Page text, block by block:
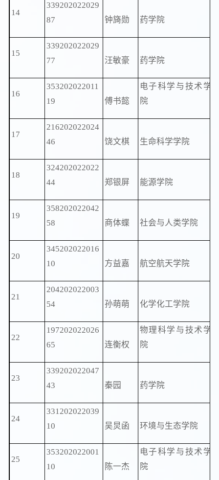
14
339202022029
87
钟旖勋 药学院
15
339202022029
77
汪敏豪 药学院
16
353202022011
19
傅书懿
电子科学与技术学
院
17
216202022024
46
饶文棋 生命科学学院
18
324202022022
44
郑银屏 能源学院
19
358202022042
58
商体蝶 社会与人类学院
20
345202022016
10
方益嘉 航空航天学院
21
204202022003
54
孙萌萌 化学化工学院
22
197202022026
65
连衡权
物理科学与技术学
院
23
339202022047
43
秦园 药学院
24
331202022039
10
吴炅函 环境与生态学院
25
353202022001
10
陈一杰
电子科学与技术学
院